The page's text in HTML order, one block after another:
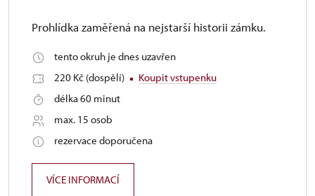
Prohlídka zaměřená na nejstarší historii zámku.
tento okruh je dnes uzavřen
220 Kč (dospělí)
Koupit vstupenku
délka 60 minut
max. 15 osob
rezervace doporučena
VÍCE INFORMACÍ